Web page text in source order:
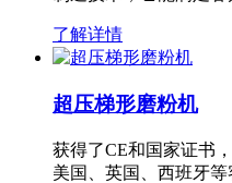
了解详情
超压梯形磨粉机
获得了CE和国家证书
美国、英国、西班牙